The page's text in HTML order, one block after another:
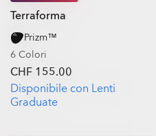
Terraforma
Prizm™
6 Colori
CHF 155.00
Disponibile con Lenti
Graduate